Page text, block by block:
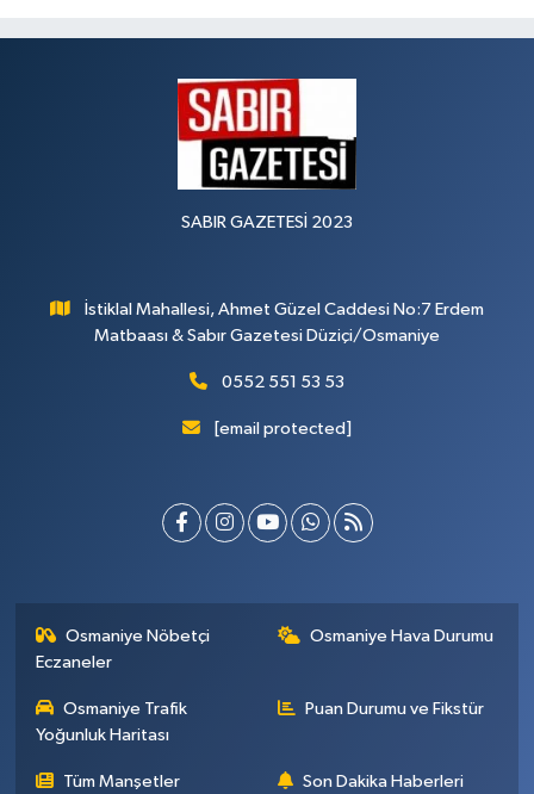
SABIR GAZETESİ 2023
İstiklal Mahallesi, Ahmet Güzel Caddesi No:7 Erdem
Matbaası & Sabır Gazetesi Düziçi/Osmaniye
0552 551 53 53
[email protected]
Osmaniye Nöbetçi
Eczaneler
Osmaniye Hava Durumu
Osmaniye Trafik
Yoğunluk Haritası
Puan Durumu ve Fikstür
Tüm Manşetler Son Dakika Haberleri